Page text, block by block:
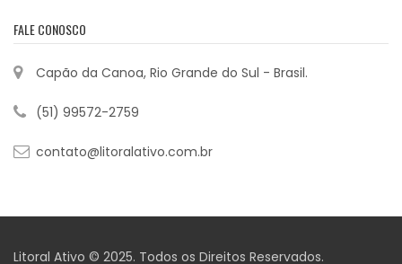
FALE CONOSCO
Capão da Canoa, Rio Grande do Sul - Brasil.
(51) 99572-2759
contato@litoralativo.com.br
Litoral Ativo © 2025. Todos os Direitos Reservados.